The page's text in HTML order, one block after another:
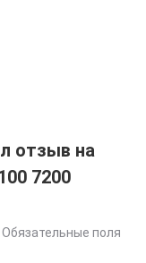
отзыв на
7200
Обязательные поля